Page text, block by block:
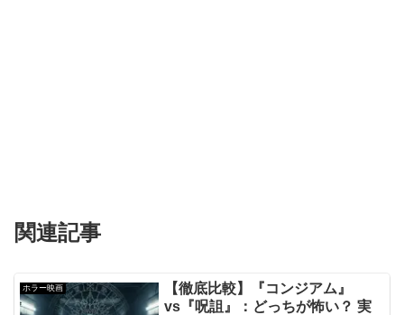
関連記事
ホラー映画
【徹底比較】『コンジアム』
vs『呪詛』：どっちが怖い？ 実